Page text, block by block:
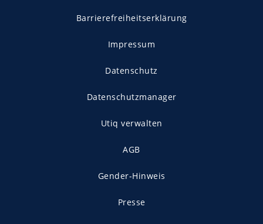
Barrierefreiheitserklärung
Impressum
Datenschutz
Datenschutzmanager
Utiq verwalten
AGB
Gender-Hinweis
Presse